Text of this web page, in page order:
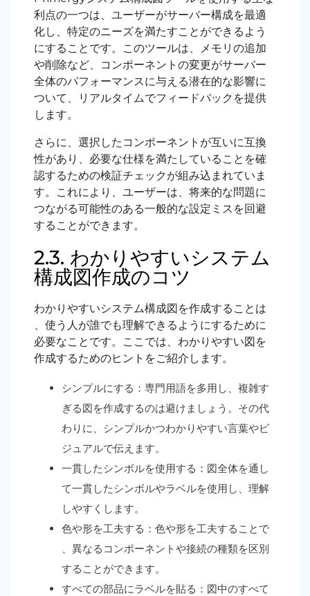
利点の一つは、ユーザーがサーバー構成を最適
化し、特定のニーズを満たすことができるよう
にすることです。このツールは、メモリの追加
や削除など、コンポーネントの変更がサーバー
全体のパフォーマンスに与える潜在的な影響に
ついて、リアルタイムでフィードバックを提供
します。
さらに、選択したコンポーネントが互いに互換
性があり、必要な仕様を満たしていることを確
認するための検証チェックが組み込まれていま
す。これにより、ユーザーは、将来的な問題に
つながる可能性のある一般的な設定ミスを回避
することができます。
2.3. わかりやすいシステム
構成図作成のコツ
わかりやすいシステム構成図を作成することは
、使う人が誰でも理解できるようにするために
必要なことです。ここでは、わかりやすい図を
作成するためのヒントをご紹介します。
シンプルにする：専門用語を多用し、複雑す
ぎる図を作成するのは避けましょう。その代
わりに、シンプルかつわかりやすい言葉やビ
ジュアルで伝えます。
一貫したシンボルを使用する：図全体を通し
て一貫したシンボルやラベルを使用し、理解
しやすくします。
色や形を工夫する：色や形を工夫することで
、異なるコンポーネントや接続の種類を区別
することができます。
すべての部品にラベルを貼る：図中のすべて